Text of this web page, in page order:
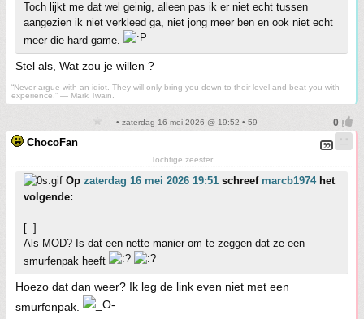
Toch lijkt me dat wel geinig, alleen pas ik er niet echt tussen
aangezien ik niet verkleed ga, niet jong meer ben en ook niet echt
meer die hard game.
Stel als, Wat zou je willen ?
“Never argue with an idiot. They will only bring you down to their level and beat you with
experience.” ― Mark Twain.
• zaterdag 16 mei 2026 @ 19:52 • 59
ChocoFan
Tochtige zeester
Op zaterdag 16 mei 2026 19:51 schreef marcb1974het
volgende:
[..]
Als MOD? Is dat een nette manier om te zeggen dat ze een
smurfenpak heeft
Hoezo dat dan weer? Ik leg de link even niet met een
smurfenpak.